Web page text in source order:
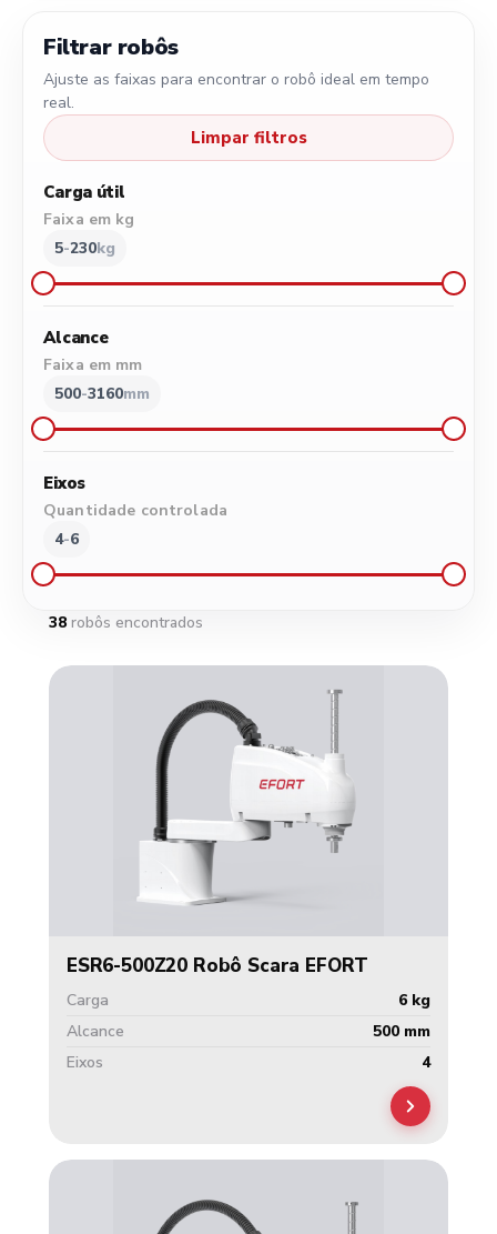
Filtrar robôs
Ajuste as faixas para encontrar o robô ideal em tempo
real.
Limpar filtros
Carga útil
Faixa em kg
5-230kg
5 50 100 150 200 230
Alcance
Faixa em mm
500-3160mm
Eixos
Quantidade controlada
4-6
38 robôs encontrados
ESR6-500Z20 Robô Scara EFORT
Carga
6 kg
Alcance
500 mm
Eixos
4